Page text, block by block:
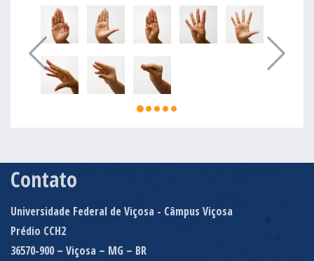
Contato
Universidade Federal de Viçosa - Câmpus Viçosa
Prédio CCH2
36570-900 – Viçosa – MG – BR